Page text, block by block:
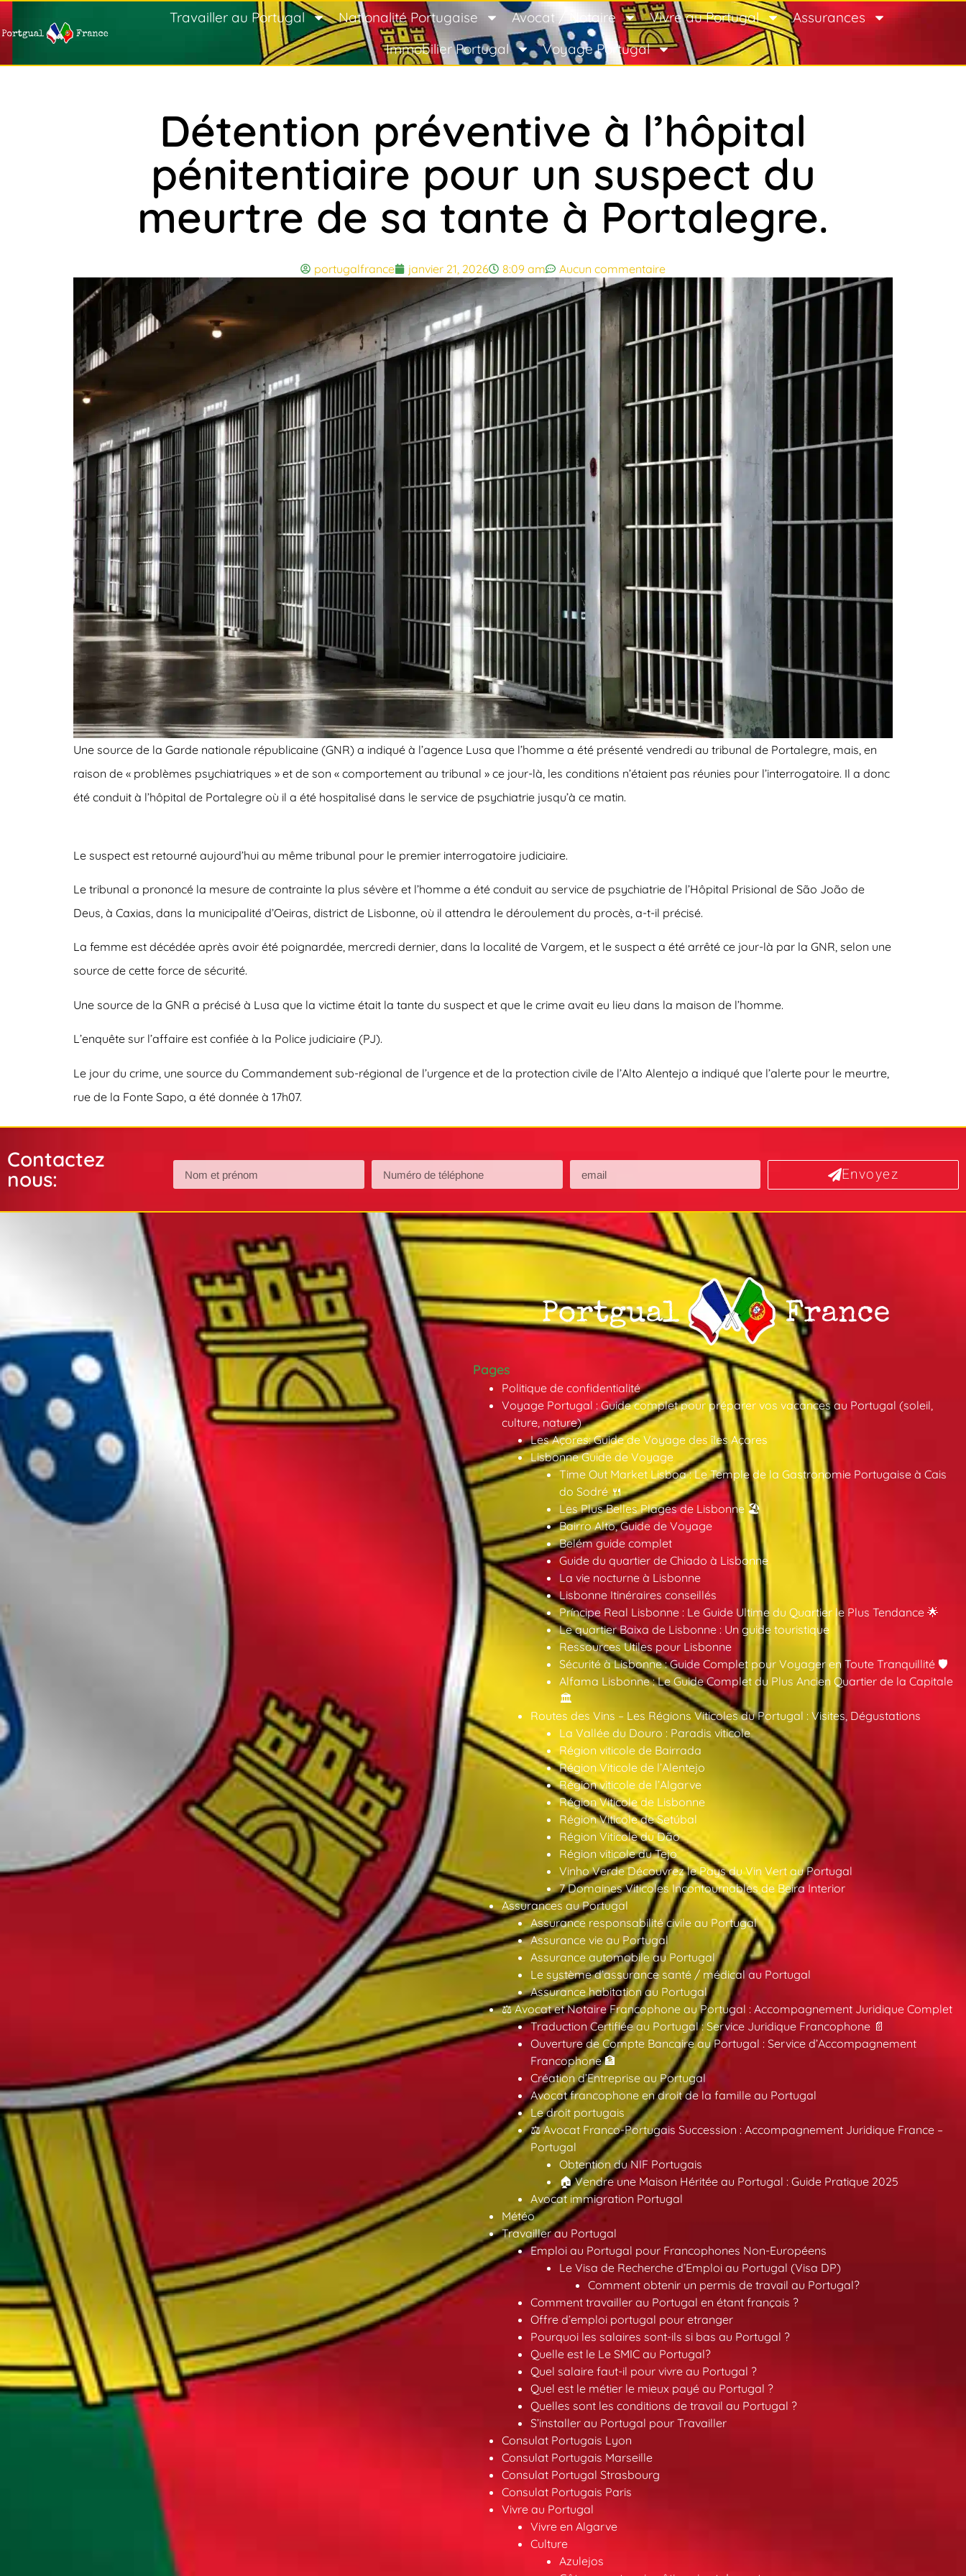
Travailler au Portugal Nationalité Portugaise Avocat / Notaire Vivre au Portugal
Assurances
Immobilier Portugal
Voyage Portugal
Détention préventive à l’hôpital
pénitentiaire pour un suspect du
meurtre de sa tante à Portalegre.
portugalfrance janvier 21, 2026 8:09 am Aucun commentaire
Une source de la Garde nationale républicaine (GNR) a indiqué à l’agence Lusa que l’homme a été présenté vendredi au tribunal de Portalegre, mais, en
raison de « problèmes psychiatriques » et de son « comportement au tribunal » ce jour-là, les conditions n’étaient pas réunies pour l’interrogatoire. Il a donc
été conduit à l’hôpital de Portalegre où il a été hospitalisé dans le service de psychiatrie jusqu’à ce matin.
Le suspect est retourné aujourd’hui au même tribunal pour le premier interrogatoire judiciaire.
Le tribunal a prononcé la mesure de contrainte la plus sévère et l’homme a été conduit au service de psychiatrie de l’Hôpital Prisional de São João de
Deus, à Caxias, dans la municipalité d’Oeiras, district de Lisbonne, où il attendra le déroulement du procès, a-t-il précisé.
La femme est décédée après avoir été poignardée, mercredi dernier, dans la localité de Vargem, et le suspect a été arrêté ce jour-là par la GNR, selon une
source de cette force de sécurité.
Une source de la GNR a précisé à Lusa que la victime était la tante du suspect et que le crime avait eu lieu dans la maison de l’homme.
L’enquête sur l’affaire est confiée à la Police judiciaire (PJ).
Le jour du crime, une source du Commandement sub-régional de l’urgence et de la protection civile de l’Alto Alentejo a indiqué que l’alerte pour le meurtre,
rue de la Fonte Sapo, a été donnée à 17h07.
Contactez
nous:
Envoyez
Pages
Politique de confidentialité
Voyage Portugal : Guide complet pour préparer vos vacances au Portugal (soleil,
culture, nature)
Les Açores: Guide de Voyage des îles Açores
Lisbonne Guide de Voyage
Time Out Market Lisboa : Le Temple de la Gastronomie Portugaise à Cais
do Sodré 🍴
Les Plus Belles Plages de Lisbonne 🏖️
Bairro Alto, Guide de Voyage
Belém guide complet
Guide du quartier de Chiado à Lisbonne
La vie nocturne à Lisbonne
Lisbonne Itinéraires conseillés
Príncipe Real Lisbonne : Le Guide Ultime du Quartier le Plus Tendance 🌟
Le quartier Baixa de Lisbonne : Un guide touristique
Ressources Utiles pour Lisbonne
Sécurité à Lisbonne : Guide Complet pour Voyager en Toute Tranquillité 🛡️
Alfama Lisbonne : Le Guide Complet du Plus Ancien Quartier de la Capitale
🏛️
Routes des Vins – Les Régions Viticoles du Portugal : Visites, Dégustations
La Vallée du Douro : Paradis viticole
Région viticole de Bairrada
Région Viticole de l’Alentejo
Région viticole de l’Algarve
Région Viticole de Lisbonne
Région Viticole de Setúbal
Région Viticole du Dão
Région viticole du Tejo
Vinho Verde Découvrez le Pays du Vin Vert au Portugal
7 Domaines Viticoles Incontournables de Beira Interior
Assurances au Portugal
Assurance responsabilité civile au Portugal
Assurance vie au Portugal
Assurance automobile au Portugal
Le système d’assurance santé / médical au Portugal
Assurance habitation au Portugal
⚖️ Avocat et Notaire Francophone au Portugal : Accompagnement Juridique Complet
Traduction Certifiée au Portugal : Service Juridique Francophone 📄
Ouverture de Compte Bancaire au Portugal : Service d’Accompagnement
Francophone 🏦
Création d’Entreprise au Portugal
Avocat francophone en droit de la famille au Portugal
Le droit portugais
⚖️ Avocat Franco-Portugais Succession : Accompagnement Juridique France –
Portugal
Obtention du NIF Portugais
🏠 Vendre une Maison Héritée au Portugal : Guide Pratique 2025
Avocat immigration Portugal
Météo
Travailler au Portugal
Emploi au Portugal pour Francophones Non-Européens
Le Visa de Recherche d’Emploi au Portugal (Visa DP)
Comment obtenir un permis de travail au Portugal?
Comment travailler au Portugal en étant français ?
Offre d’emploi portugal pour etranger
Pourquoi les salaires sont-ils si bas au Portugal ?
Quelle est le Le SMIC au Portugal?
Quel salaire faut-il pour vivre au Portugal ?
Quel est le métier le mieux payé au Portugal ?
Quelles sont les conditions de travail au Portugal ?
S’installer au Portugal pour Travailler
Consulat Portugais Lyon
Consulat Portugais Marseille
Consulat Portugal Strasbourg
Consulat Portugais Paris
Vivre au Portugal
Vivre en Algarve
Culture
Azulejos